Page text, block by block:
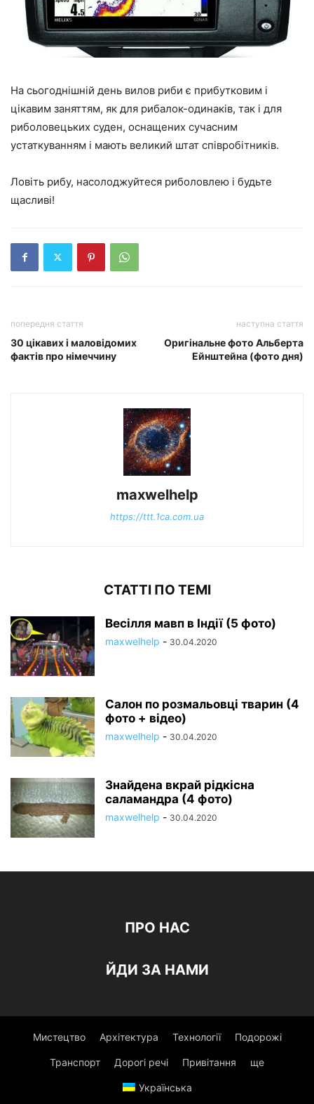
На сьогоднішній день вилов риби є прибутковим і
цікавим заняттям, як для рибалок-одинаків, так і для
риболовецьких суден, оснащених сучасним
устаткуванням і мають великий штат співробітників.
Ловіть рибу, насолоджуйтеся риболовлею і будьте
щасливі!
попередня стаття
30 цікавих і маловідомих
фактів про німеччину
наступна стаття
Оригінальне фото Альберта
Ейнштейна (фото дня)
maxwelhelp
https://ttt.1ca.com.ua
СТАТТІ ПО ТЕМІ
Весілля мавп в Індії (5 фото)
maxwelhelp - 30.04.2020
Салон по розмальовці тварин (4
фото + відео)
maxwelhelp - 30.04.2020
Знайдена вкрай рідкісна
саламандра (4 фото)
maxwelhelp - 30.04.2020
ПРО НАС
ЙДИ ЗА НАМИ
Мистецтво Архітектура Технології Подорожі
Транспорт Дорогі речі Привітання ще
Українська